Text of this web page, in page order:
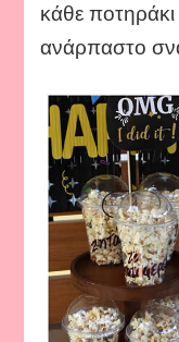
κάθε ποτηράκι
ανάρπαστο